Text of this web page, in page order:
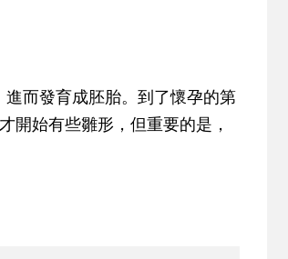
而發育成胚胎。到了懷孕的第
開始有些雛形，但重要的是，